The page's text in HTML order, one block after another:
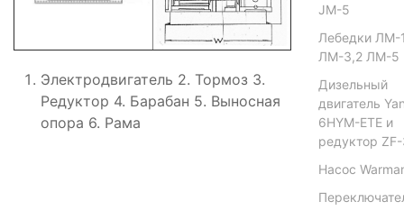
Электродвигатель 2. Тормоз 3.
Редуктор 4. Барабан 5. Выносная
опора 6. Рама
JM-5
Лебедки
ЛМ-3,2 ЛМ-5
Дизельный
двигатель
6HYM-ETE и
редуктор
Насос